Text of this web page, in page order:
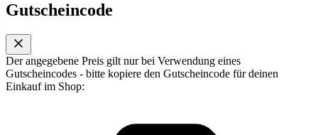
Gutscheincode
Der angegebene Preis gilt nur bei Verwendung eines
Gutscheincodes - bitte kopiere den Gutscheincode für deinen
Einkauf im Shop: